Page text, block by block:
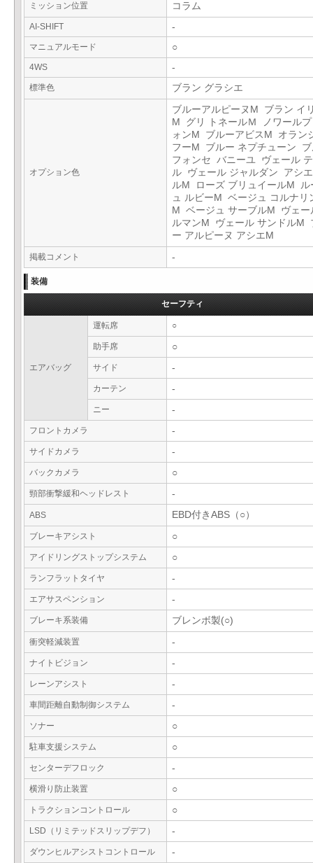
ミッション位置 コラム
AI-SHIFT -
マニュアルモード ○
4WS -
標準色 ブラン グラシエ
オプション色
ブルーアルピーヌM ブラン イ
M グリ トネールＭ ノワールプ
ォンM ブルーアビスM オラン
フーM ブルー ネプチューン ブ
フォンセ バニーユ ヴェール
ル ヴェール ジャルダン アシ
ルM ローズ ブリュイールM ル
ュ ルビーM ベージュ コルナリ
M ベージュ サーブルM ヴェー
ルマンM ヴェール サンドルM
ー アルピーヌ アシエM
掲載コメント -
装備
セーフティ
エアバッグ
運転席 ○
助手席 ○
サイド -
カーテン -
ニー -
フロントカメラ -
サイドカメラ -
バックカメラ ○
頸部衝撃緩和ヘッドレスト -
ABS EBD付きABS（○）
ブレーキアシスト ○
アイドリングストップシステム ○
ランフラットタイヤ -
エアサスペンション -
ブレーキ系装備 ブレンボ製(○)
衝突軽減装置 -
ナイトビジョン -
レーンアシスト -
車間距離自動制御システム -
ソナー ○
駐車支援システム ○
センターデフロック -
横滑り防止装置 ○
トラクションコントロール ○
LSD（リミテッドスリップデフ） -
ダウンヒルアシストコントロール -